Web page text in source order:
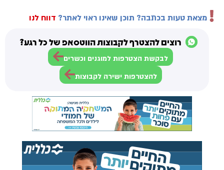
מצאת טעות בכתבה? תוכן שאינו ראוי לאתר? דווח לנו
רוצים להצטרף לקבוצות הווטסאפ של כל רגע?
לבקשת הצטרפות למוגנים וכשרים
להצטרפות ישירה לקבוצות